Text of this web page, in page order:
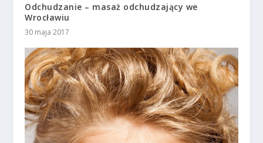
Odchudzanie – masaż odchudzający we
Wrocławiu
30 maja 2017